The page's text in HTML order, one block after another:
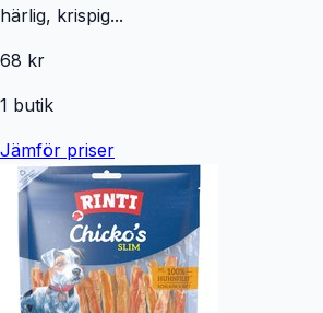
härlig, krispig...
68 kr
1 butik
Jämför priser